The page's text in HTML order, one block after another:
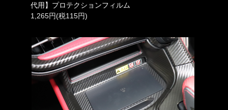
代用】プロテクションフィルム
1,265円(税115円)